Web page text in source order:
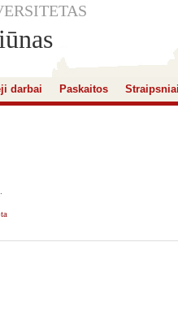
darbai Paskaitos Straipsniai